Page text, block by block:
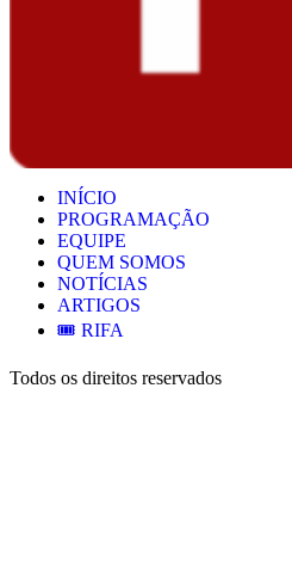
INÍCIO
PROGRAMAÇÃO
EQUIPE
QUEM SOMOS
NOTÍCIAS
ARTIGOS
🎟️ RIFA
Todos os direitos reservados